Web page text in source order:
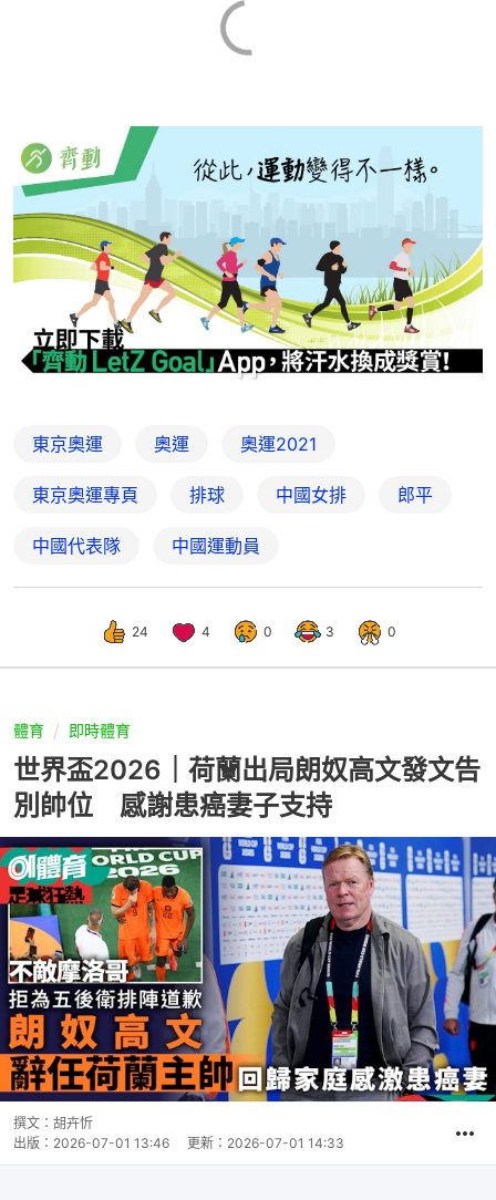
東京奧運 奧運 奧運2021
東京奧運專頁 排球 中國女排 郎平
中國代表隊 中國運動員
24 4 0 3 0
體育 即時體育
世界盃2026｜荷蘭出局朗奴高文發文告
別帥位 感謝患癌妻子支持
撰文： 胡卉忻
出版： 2026-07-01 13:46 更新： 2026-07-01 14:33